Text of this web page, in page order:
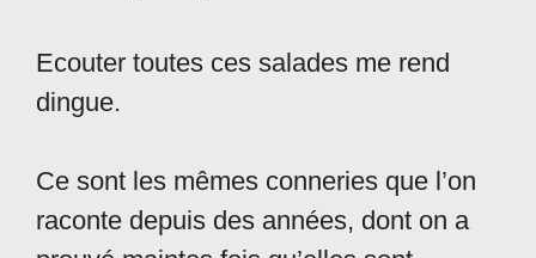
Ecouter toutes ces salades me rend
dingue.
Ce sont les mêmes conneries que l’on
raconte depuis des années, dont on a